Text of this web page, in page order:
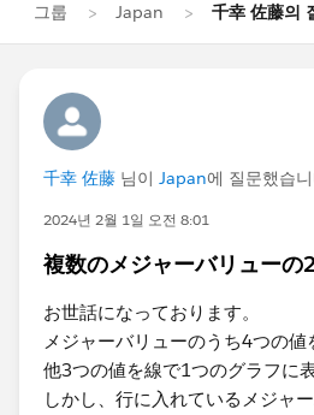
그룹 Japan 千幸 佐藤의
千幸 佐藤 님이 Japan에 질문했습
2024년 2월 1일 오전 8:01
複数のメジャーバリューの
お世話になっております。
メジャーバリューのうち4つの値
他3つの値を線で1つのグラフに
しかし、行に入れているメジャ